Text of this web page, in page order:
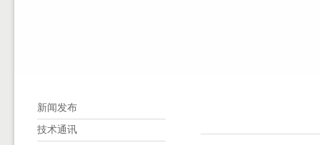
新闻发布
技术通讯